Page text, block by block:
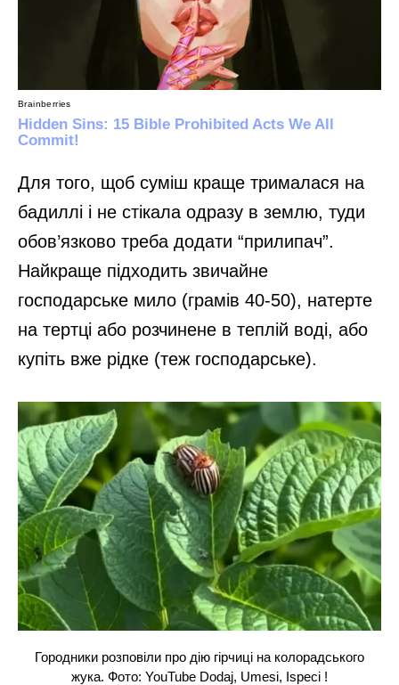
Для того, щоб суміш краще трималася на
бадиллі і не стікала одразу в землю, туди
обов’язково треба додати “прилипач”.
Найкраще підходить звичайне
господарське мило (грамів 40-50), натерте
на тертці або розчинене в теплій воді, або
купіть вже рідке (теж господарське).
Городники розповіли про дію гірчиці на колорадського
жука. Фото: YouTube Dodaj, Umesi, Ispeci !